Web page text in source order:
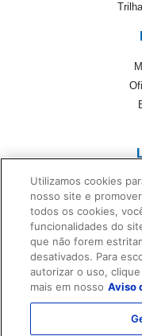
Utilizamos cookies
nosso site e
todos os cookies,
funcionalidades do
que não forem
desativados. Para
autorizar o uso, clique
mais em nosso Aviso